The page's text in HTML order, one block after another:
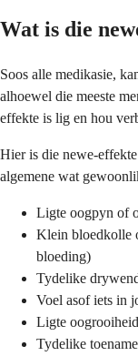
Wat is die
Soos alle medikasie,
alhoewel die meeste
effekte is lig en hou
Hier is die newe-
algemene wat
Ligte oogpyn of
Klein bloedkolle
bloeding)
Tydelike
Voel asof iets in
Ligte
Tydelike